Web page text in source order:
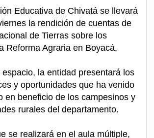
Educativa de Chivatá se llevará
la rendición de cuentas de
de Tierras sobre los
Reforma Agraria en Boyacá.
espacio, la entidad presentará los
y oportunidades que ha venido
en beneficio de los campesinos y
rurales del departamento.
se realizará en el aula múltiple,